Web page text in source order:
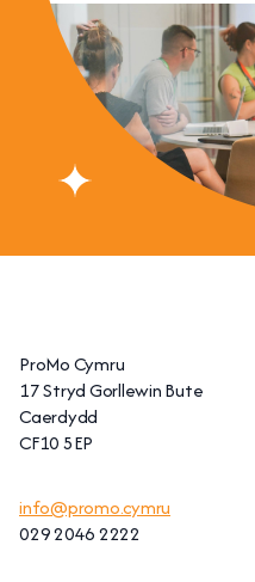
ProMo Cymru
17 Stryd Gorllewin Bute
Caerdydd
CF10 5EP
info@promo.cymru
029 2046 2222